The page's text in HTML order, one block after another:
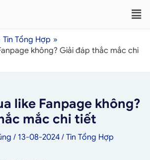
Tin Tổng Hợp
không? Giải đáp thắc mắc chi
like Fanpage không?
mắc chi tiết
/ 13-08-2024 / Tin Tổng Hợp